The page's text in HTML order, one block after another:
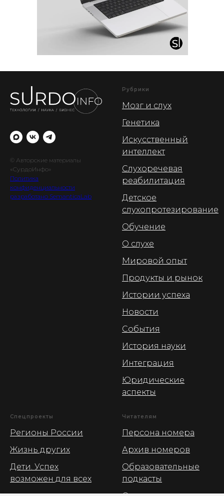
© Авторские материалы
«СурдоИнфо»
Политика
конфиденциальности
разработано SemanticaLab
Рубрики
Мозг и слух
Генетика
Искусственный
интеллект
Слухоречевая
реабилитация
Детское
слухопротезирование
Обучение
О слухе
Мировой опыт
Продукты и рынок
Истории успеха
Новости
События
История науки
Интеграция
Юридические
аспекты
Спецпроекты
Регионы России
Жизнь других
Дети. Успех
возможен для всех
Читателям
Персона номера
Архив номеров
Образовательные
подкасты